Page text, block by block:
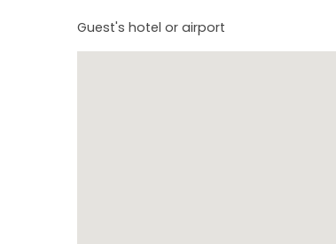
Guest's hotel or airport